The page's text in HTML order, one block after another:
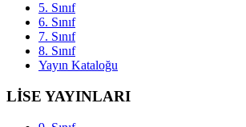
5. Sınıf
6. Sınıf
7. Sınıf
8. Sınıf
Yayın Kataloğu
LİSE YAYINLARI